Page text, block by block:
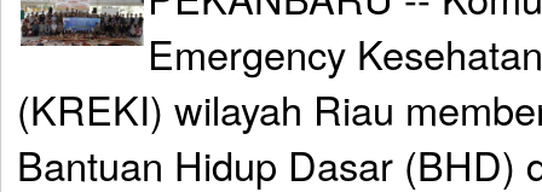
Emergency
(KREKI) wilayah Riau
Bantuan Hidup Dasar (BHD)